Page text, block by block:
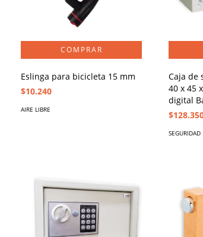
Eslinga para bicicleta 15 mm
$10.240
AIRE LIBRE
Caja de
40 x 45
digital
SEGURIDAD